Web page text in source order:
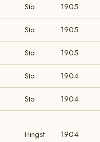
Sto 1905
Sto 1905
Sto 1905
Sto 1904
Sto 1904
Hingst 1904